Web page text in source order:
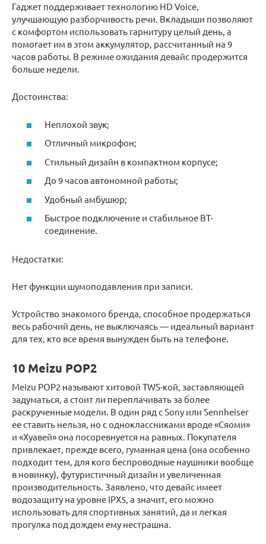
Гаджет поддерживает технологию HD Voice,
улучшающую разборчивость речи. Вкладыши позволяют
с комфортом использовать гарнитуру целый день, а
помогает им в этом аккумулятор, рассчитанный на 9
часов работы. В режиме ожидания девайс продержится
больше недели.
Достоинства:
Неплохой звук;
Отличный микрофон;
Стильный дизайн в компактном корпусе;
До 9 часов автономной работы;
Удобный амбушюр;
Быстрое подключение и стабильное ВТ-
соединение.
Недостатки:
Нет функции шумоподавления при записи.
Устройство знакомого бренда, способное продержаться
весь рабочий день, не выключаясь — идеальный вариант
для тех, кто все время вынужден быть на телефоне.
10 Meizu POP2
Meizu POP2 называют хитовой TWS-кой, заставляющей
задуматься, а стоит ли переплачивать за более
раскрученные модели. В один ряд с Sony или Sennheiser
ее ставить нельзя, но с одноклассниками вроде «Сяоми»
и «Хуавей» она посоревнуется на равных. Покупателя
привлекает, прежде всего, гуманная цена (она особенно
подходит тем, для кого беспроводные наушники вообще
в новинку), футуристичный дизайн и увеличенная
производительность. Заявлено, что девайс имеет
водозащиту на уровне IPX5, а значит, его можно
использовать для спортивных занятий, да и легкая
прогулка под дождем ему нестрашна.